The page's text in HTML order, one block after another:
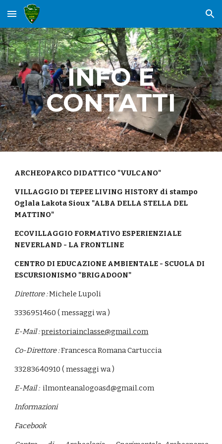
Skip to main content Skip to navigation
INFO E
CONTATTI
ARCHEOPARCO DIDATTICO "VULCANO"
VILLAGGIO DI TEPEE LIVING HISTORY di stampo
Oglala Lakota Sioux "ALBA DELLA STELLA DEL
MATTINO"
ECOVILLAGGIO FORMATIVO ESPERIENZIALE
NEVERLAND - LA FRONTLINE
CENTRO DI EDUCAZIONE AMBIENTALE - SCUOLA DI
ESCURSIONISMO "BRIGADOON"
Direttore :Michele Lupoli
3336951460 ( messaggi wa )
E-Mail :preistoriainclasse@gmail.com
Co-Direttore :Francesca Romana Cartuccia
33283640910 ( messaggi wa )
E-Mail : ilmonteanalogoasd@gmail.com
Informazioni
Facebook